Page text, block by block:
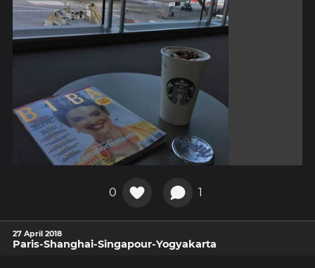
0 1
27 April 2018
Paris-Shanghai-Singapour-Yogyakarta